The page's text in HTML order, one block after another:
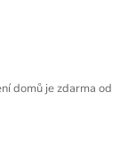
domů je zdarma od